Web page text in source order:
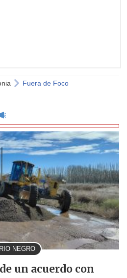
Fuera de Foco
RIO NEGRO
un acuerdo con